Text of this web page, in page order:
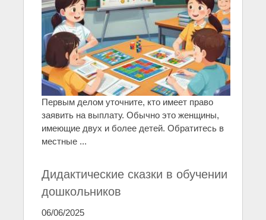
Первым делом уточните, кто имеет право
заявить на выплату. Обычно это женщины,
имеющие двух и более детей. Обратитесь в
местные ...
Дидактические сказки в обучении
дошкольников
06/06/2025